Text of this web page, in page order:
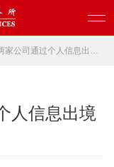
通过个人信息出境标准合同备案
人信息出境